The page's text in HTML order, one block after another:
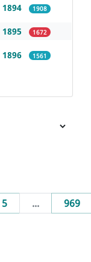
1894 1908
1895 1672
1896 1561
5 ... 969